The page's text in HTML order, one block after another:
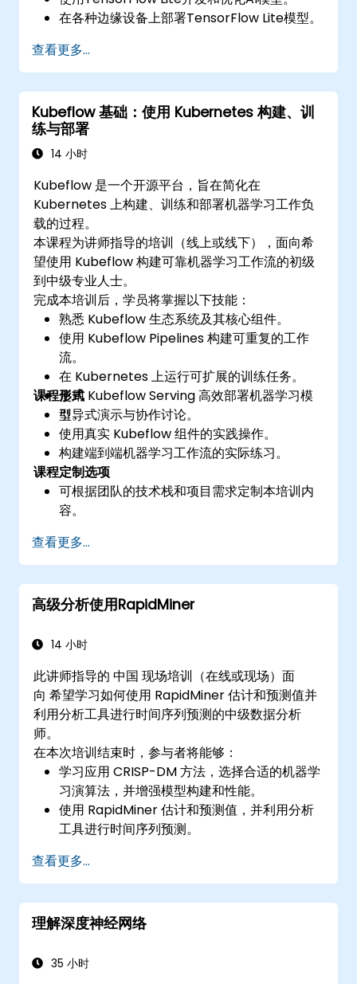
在各种边缘设备上部署TensorFlow Lite模型。
使用TensorFlow Lite实现实际的Edge AI应
用。
查看更多...
Kubeflow 基础：使用 Kubernetes 构建、训
练与部署
14 小时
Kubeflow 是一个开源平台，旨在简化在
Kubernetes 上构建、训练和部署机器学习工作负
载的过程。
本课程为讲师指导的培训（线上或线下），面向希
望使用 Kubeflow 构建可靠机器学习工作流的初级
到中级专业人士。
完成本培训后，学员将掌握以下技能：
熟悉 Kubeflow 生态系统及其核心组件。
使用 Kubeflow Pipelines 构建可重复的工作
流。
在 Kubernetes 上运行可扩展的训练任务。
使用 Kubeflow Serving 高效部署机器学习模
型。
课程形式
引导式演示与协作讨论。
使用真实 Kubeflow 组件的实践操作。
构建端到端机器学习工作流的实际练习。
课程定制选项
可根据团队的技术栈和项目需求定制本培训内
容。
查看更多...
高级分析使用RapidMiner
14 小时
此讲师指导的 中国 现场培训（在线或现场）面
向 希望学习如何使用 RapidMiner 估计和预测值并
利用分析工具进行时间序列预测的中级数据分析
师。
在本次培训结束时，参与者将能够：
学习应用 CRISP-DM 方法，选择合适的机器学
习演算法，并增强模型构建和性能。
使用 RapidMiner 估计和预测值，并利用分析
工具进行时间序列预测。
查看更多...
理解深度神经网络
35 小时